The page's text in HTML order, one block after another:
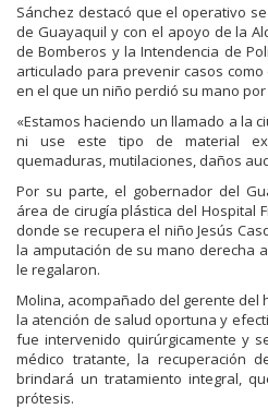
Sánchez destacó que el operativo
de Guayaquil y con el apoyo de la
de Bomberos y la Intendencia de
articulado para prevenir casos
en el que un niño perdió su mano
«Estamos haciendo un llamado a la
ni use este tipo de material
quemaduras, mutilaciones, daños
Por su parte, el gobernador del
área de cirugía plástica del Hospital
donde se recupera el niño Jesús
la amputación de su mano derecha
le regalaron.
Molina, acompañado del gerente del
la atención de salud oportuna y
fue intervenido quirúrgicamente y
médico tratante, la recuperación
brindará un tratamiento integral,
prótesis.